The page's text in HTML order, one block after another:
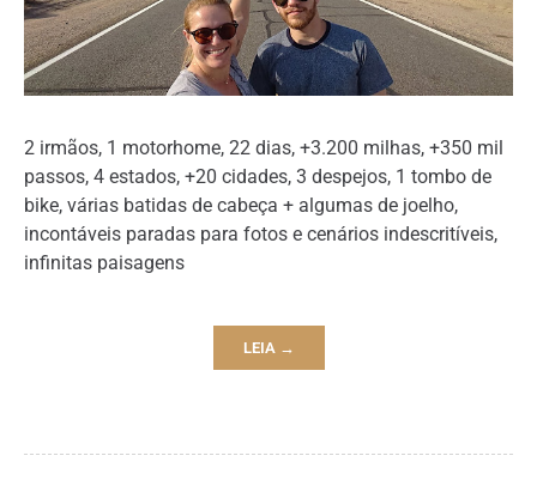
2 irmãos, 1 motorhome, 22 dias, +3.200 milhas, +350 mil
passos, 4 estados, +20 cidades, 3 despejos, 1 tombo de
bike, várias batidas de cabeça + algumas de joelho,
incontáveis paradas para fotos e cenários indescritíveis,
infinitas paisagens
LEIA →